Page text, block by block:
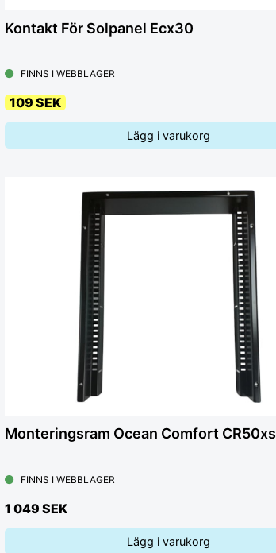
Kontakt För Solpanel Ecx30
FINNS I WEBBLAGER
109 SEK
Lägg i varukorg
Monteringsram Ocean Comfort CR50xs
FINNS I WEBBLAGER
1 049 SEK
Lägg i varukorg